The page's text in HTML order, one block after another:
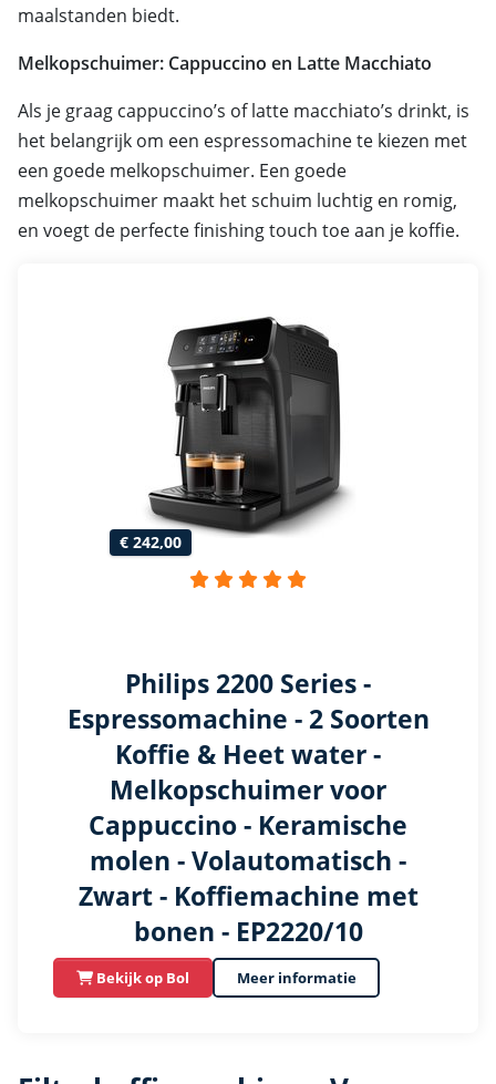
maalstanden biedt.
Melkopschuimer: Cappuccino en Latte Macchiato
Als je graag cappuccino’s of latte macchiato’s drinkt, is
het belangrijk om een espressomachine te kiezen met
een goede melkopschuimer. Een goede
melkopschuimer maakt het schuim luchtig en romig,
en voegt de perfecte finishing touch toe aan je koffie.
€ 242,00
Philips 2200 Series -
Espressomachine - 2 Soorten
Koffie & Heet water -
Melkopschuimer voor
Cappuccino - Keramische
molen - Volautomatisch -
Zwart - Koffiemachine met
bonen - EP2220/10
Bekijk op Bol Meer informatie